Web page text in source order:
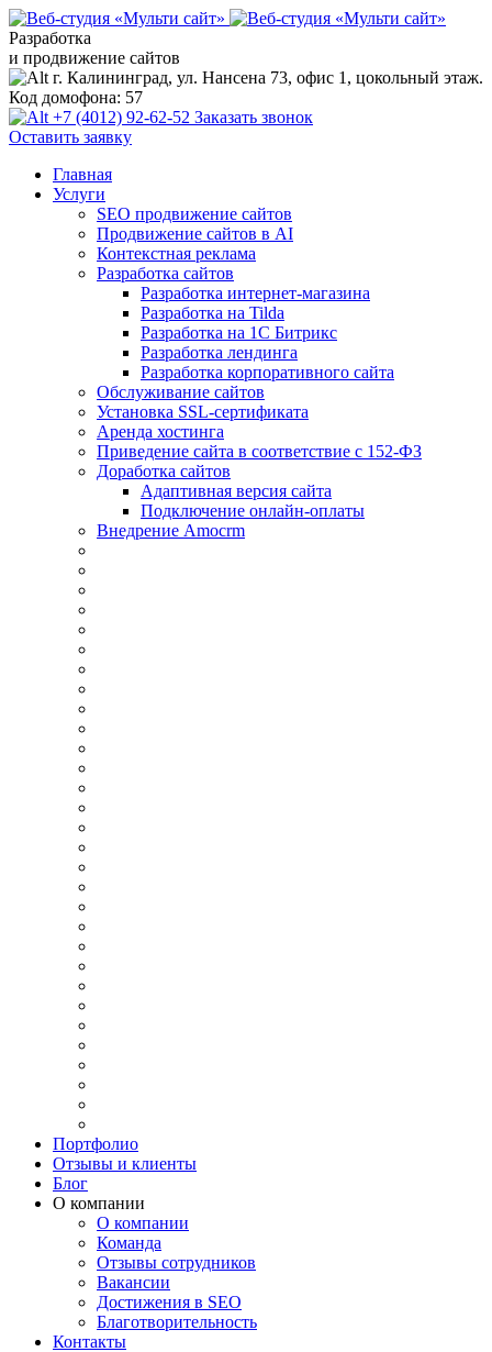
Разработка
и продвижение сайтов
г. Калининград, ул. Нансена 73, офис 1, цокольный этаж.
Код домофона: 57
+7 (4012) 92-62-52 Заказать звонок
Оставить заявку
Главная
Услуги
SEO продвижение сайтов
Продвижение сайтов в AI
Контекстная реклама
Разработка сайтов
Разработка интернет-магазина
Разработка на Tilda
Разработка на 1С Битрикс
Разработка лендинга
Разработка корпоративного сайта
Обслуживание сайтов
Установка SSL-сертификата
Аренда хостинга
Приведение сайта в соответствие с 152-ФЗ
Доработка сайтов
Адаптивная версия сайта
Подключение онлайн-оплаты
Внедрение Amocrm
Портфолио
Отзывы и клиенты
Блог
О компании
О компании
Команда
Отзывы сотрудников
Вакансии
Достижения в SEO
Благотворительность
Контакты